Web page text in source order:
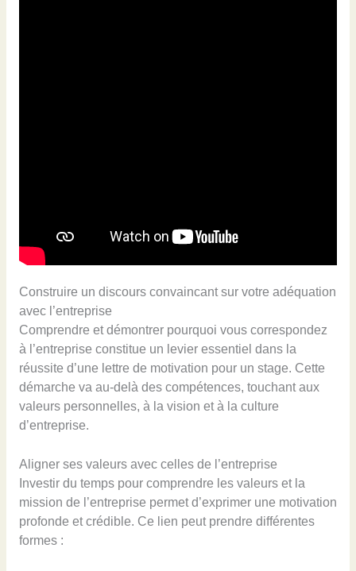
Construire un discours convaincant sur votre adéquation
avec l’entreprise
Comprendre et démontrer pourquoi vous correspondez
à l’entreprise constitue un levier essentiel dans la
réussite d’une lettre de motivation pour un stage. Cette
démarche va au-delà des compétences, touchant aux
valeurs personnelles, à la vision et à la culture
d’entreprise.
Aligner ses valeurs avec celles de l’entreprise
Investir du temps pour comprendre les valeurs et la
mission de l’entreprise permet d’exprimer une motivation
profonde et crédible. Ce lien peut prendre différentes
formes :